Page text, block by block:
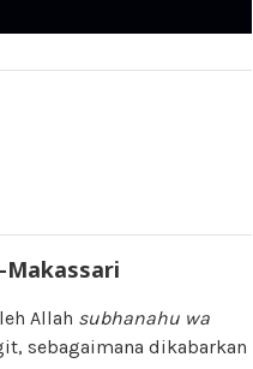
Makassari
Allah subhanahu wa
sebagaimana dikabarkan